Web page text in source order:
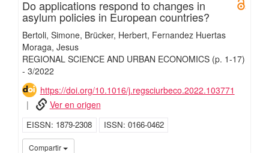
Do applications respond to changes in
asylum policies in European countries?
Bertoli, Simone Brücker, Herbert Fernandez Huertas
Moraga, Jesus
REGIONAL SCIENCE AND URBAN ECONOMICS (p. 1-17)
- 3/2022
https://doi.org/10.1016/j.regsciurbeco.2022.103771
Ver en origen
EISSN 1879-2308 ISSN 0166-0462
Compartir